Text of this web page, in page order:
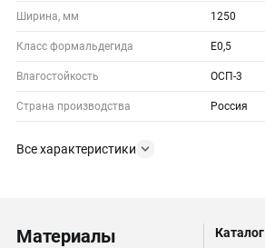
Ширина, мм 1250
Класс формальдегида E0,5
Влагостойкость ОСП-3
Страна производства Россия
Все характеристики
Материалы
Каталог